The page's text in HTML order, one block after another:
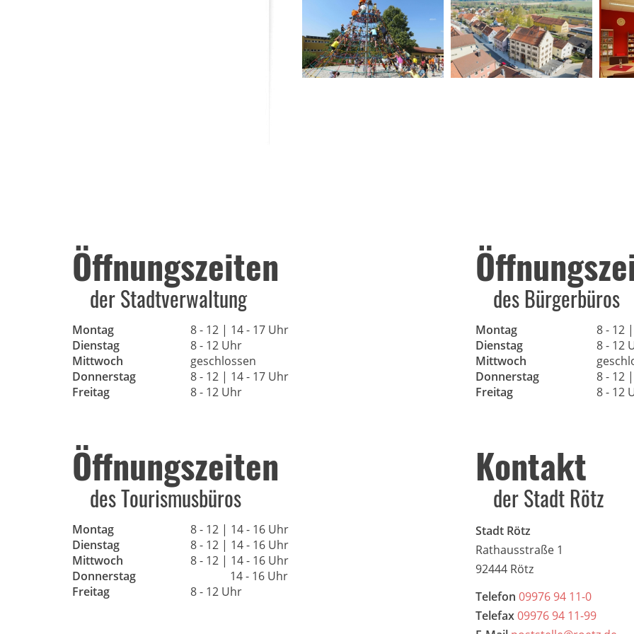
Öffnungszeiten
der Stadtverwaltung
Montag
8 - 12 | 14 - 17 Uhr
Dienstag
8 - 12 Uhr
Mittwoch
geschlossen
Donnerstag
8 - 12 | 14 - 17 Uhr
Freitag
8 - 12 Uhr
des Bürgerbüros
Montag
8 - 12
Dienstag
8 - 12
Mittwoch
Donnerstag
8 - 12
Freitag
8 - 12
Öffnungszeiten
des Tourismusbüros
Montag
8 - 12 | 14 - 16 Uhr
Dienstag
8 - 12 | 14 - 16 Uhr
Mittwoch
8 - 12 | 14 - 16 Uhr
Donnerstag
14 - 16 Uhr
Freitag
8 - 12 Uhr
Kontakt
der Stadt Rötz
Stadt Rötz
Rathausstraße 1
92444 Rötz
Telefon 09976 94 11-0
Telefax09976 94 11-99